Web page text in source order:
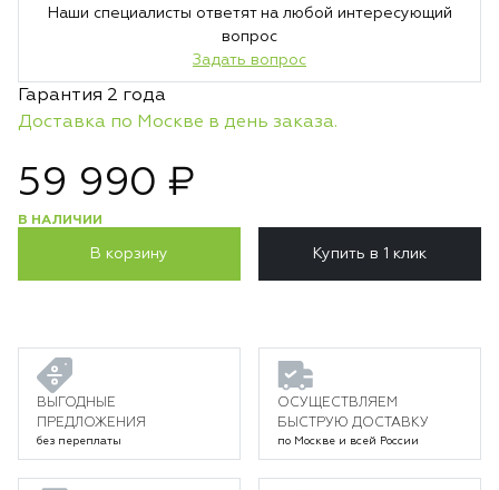
Наши специалисты ответят на любой интересующий
вопрос
Задать вопрос
Гарантия 2 года
Доставка по Москве в день заказа.
59 990 ₽
В НАЛИЧИИ
В корзину Купить в 1 клик
ВЫГОДНЫЕ
ПРЕДЛОЖЕНИЯ
без переплаты
ОСУЩЕСТВЛЯЕМ
БЫСТРУЮ ДОСТАВКУ
по Москве и всей России